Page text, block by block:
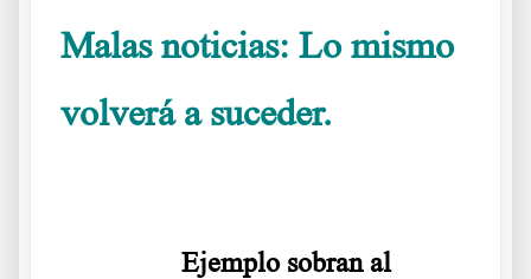
Malas noticias: Lo mismo
volverá a suceder.
Ejemplo sobran al